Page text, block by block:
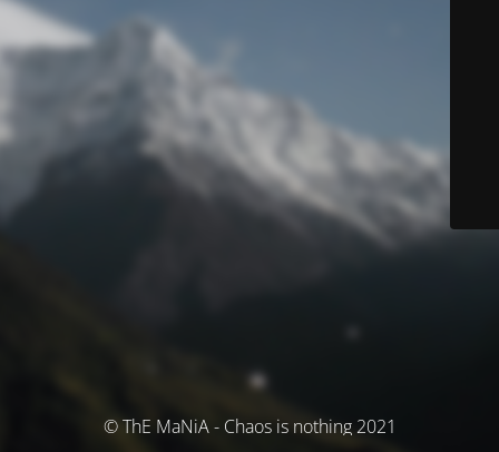
© ThE MaNiA - Chaos is nothing 2021